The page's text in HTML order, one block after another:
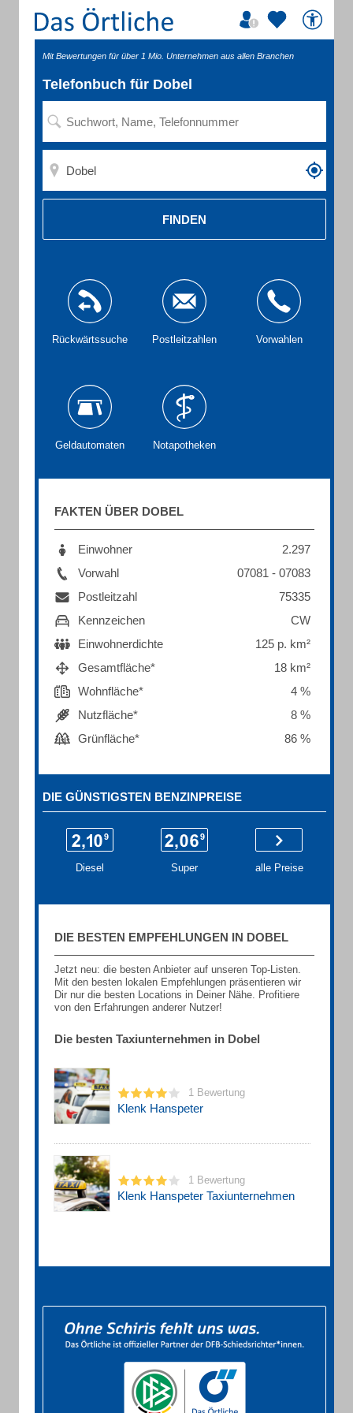
Mit Bewertungen für über 1 Mio. Unternehmen aus allen Branchen
Telefonbuch für Dobel
FINDEN
Rückwärtssuche Postleitzahlen Vorwahlen
Geldautomaten Notapotheken
FAKTEN ÜBER DOBEL
Einwohner
2.297
Vorwahl
07081 - 07083
Postleitzahl
75335
Kennzeichen
CW
Einwohnerdichte
125 p. km²
Gesamtfläche*
18 km²
Wohnfläche*
4 %
Nutzfläche*
8 %
Grünfläche*
86 %
DIE GÜNSTIGSTEN BENZINPREISE
Diesel Super alle Preise
DIE BESTEN EMPFEHLUNGEN IN DOBEL
Jetzt neu: die besten Anbieter auf unseren Top-Listen.
Mit den besten lokalen Empfehlungen präsentieren wir
Dir nur die besten Locations in Deiner Nähe. Profitiere
von den Erfahrungen anderer Nutzer!
Die besten Taxiunternehmen in Dobel
1 Bewertung
Klenk Hanspeter
1 Bewertung
Klenk Hanspeter Taxiunternehmen